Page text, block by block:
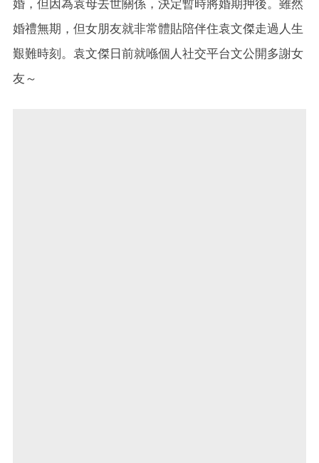
婚，但因為袁母去世關係，決定暫時將婚期押後。雖然
婚禮無期，但女朋友就非常體貼陪伴住袁文傑走過人生
艱難時刻。袁文傑日前就喺個人社交平台文公開多謝女
友～